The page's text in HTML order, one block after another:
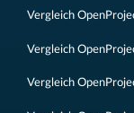
Vergleich
Vergleich
Vergleich